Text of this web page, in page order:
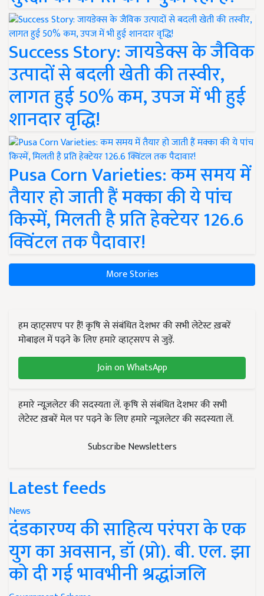
Success Story: जायडेक्स के जैविक
उत्पादों से बदली खेती की तस्वीर,
लागत हुई 50% कम, उपज में भी हुई
शानदार वृद्धि!
Pusa Corn Varieties: कम समय में
तैयार हो जाती हैं मक्का की ये पांच
किस्में, मिलती है प्रति हेक्टेयर 126.6
क्विंटल तक पैदावार!
More Stories
हम व्हाट्सएप पर हैं! कृषि से संबंधित देशभर की सभी लेटेस्ट ख़बरें
मोबाइल में पढ़ने के लिए हमारे व्हाट्सएप से जुड़ें.
Join on WhatsApp
हमारे न्यूज़लेटर की सदस्यता लें. कृषि से संबंधित देशभर की सभी
लेटेस्ट ख़बरें मेल पर पढ़ने के लिए हमारे न्यूज़लेटर की सदस्यता लें.
Subscribe Newsletters
Latest feeds
News
दंडकारण्य की साहित्य परंपरा के एक
युग का अवसान, डॉ (प्रो). बी. एल. झा
को दी गई भावभीनी श्रद्धांजलि